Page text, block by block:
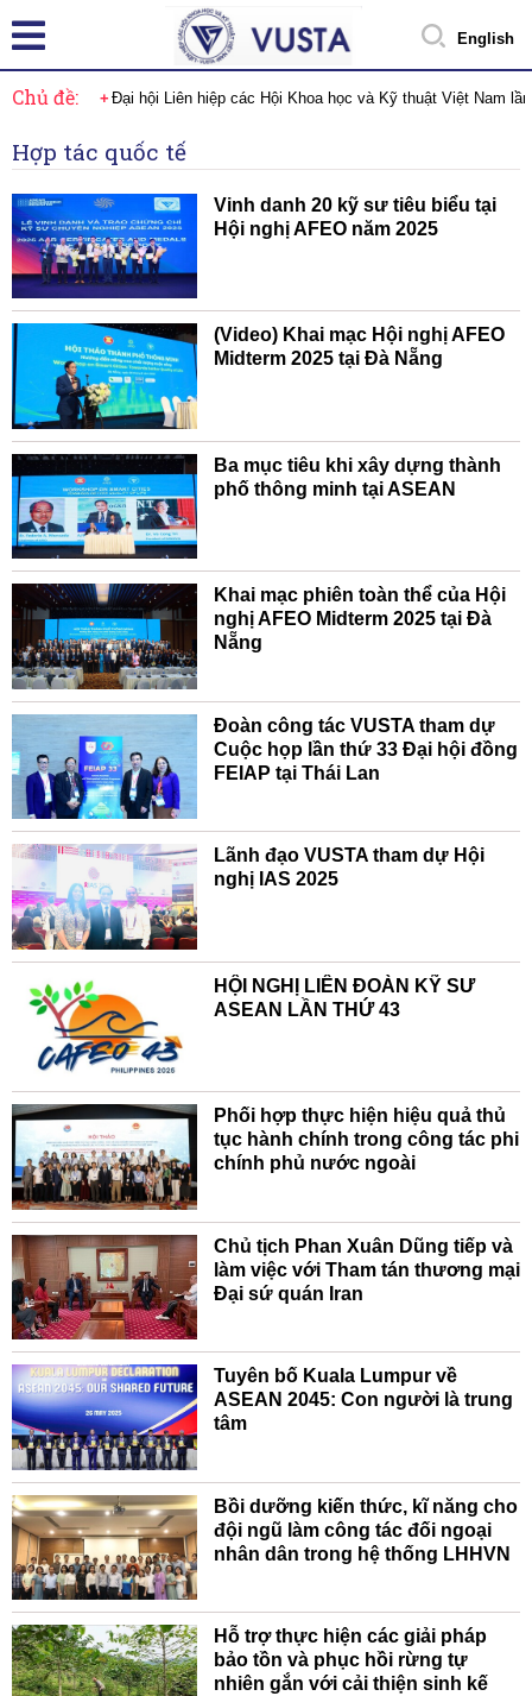
English
Chủ đề: Đại hội Liên hiệp các Hội Khoa học và Kỹ thuật Việt Nam
Hợp tác quốc tế
Vinh danh 20 kỹ sư tiêu biểu tại
Hội nghị AFEO năm 2025
(Video) Khai mạc Hội nghị AFEO
Midterm 2025 tại Đà Nẵng
Ba mục tiêu khi xây dựng thành
phố thông minh tại ASEAN
Khai mạc phiên toàn thể của Hội
nghị AFEO Midterm 2025 tại Đà
Nẵng
Đoàn công tác VUSTA tham dự
Cuộc họp lần thứ 33 Đại hội đồng
FEIAP tại Thái Lan
Lãnh đạo VUSTA tham dự Hội
nghị IAS 2025
HỘI NGHỊ LIÊN ĐOÀN KỸ SƯ
ASEAN LẦN THỨ 43
Phối hợp thực hiện hiệu quả thủ
tục hành chính trong công tác phi
chính phủ nước ngoài
Chủ tịch Phan Xuân Dũng tiếp và
làm việc với Tham tán thương mại
Đại sứ quán Iran
Tuyên bố Kuala Lumpur về
ASEAN 2045: Con người là trung
tâm
Bồi dưỡng kiến thức, kĩ năng cho
đội ngũ làm công tác đối ngoại
nhân dân trong hệ thống LHHVN
Hỗ trợ thực hiện các giải pháp
bảo tồn và phục hồi rừng tự
nhiên gắn với cải thiện sinh kế